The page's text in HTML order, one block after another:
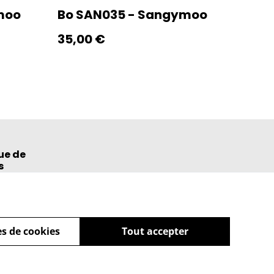
Bo SAN035 - Sangymoo
35,00 €
de
Tout accepter
de cookies